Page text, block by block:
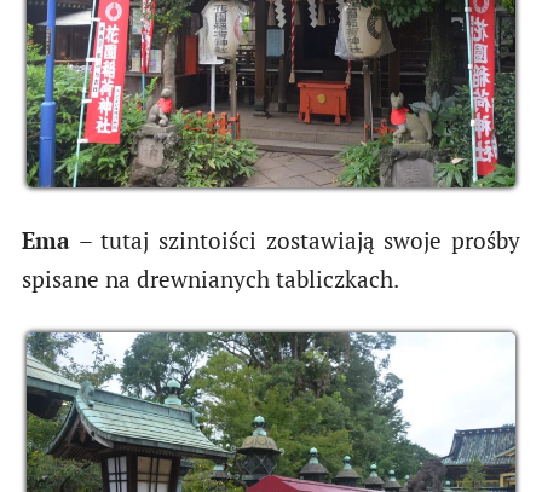
Ema– tutaj szintoiści zostawiają swoje prośby
spisane na drewnianych tabliczkach.